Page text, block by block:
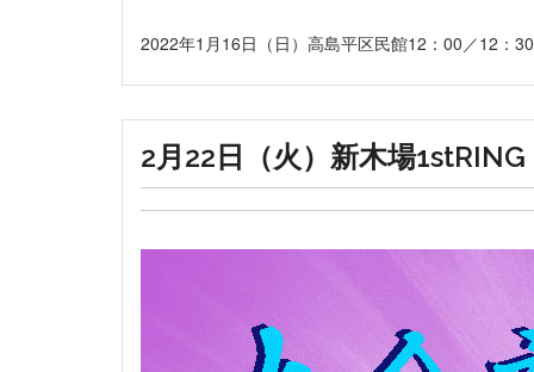
2022年1月16日（日）高島平区民館12：00／12：
2月22日（火）新木場1stRING